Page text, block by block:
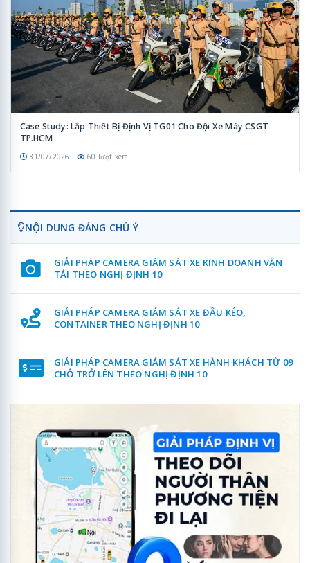
Case Study: Lắp Thiết Bị Định Vị TG01 Cho Đội Xe Máy CSGT
TP.HCM
31/07/2026 60 lượt xem
NỘI DUNG ĐÁNG CHÚ Ý
GIẢI PHÁP CAMERA GIÁM SÁT XE KINH DOANH VẬN
TẢI THEO NGHỊ ĐỊNH 10
GIẢI PHÁP CAMERA GIÁM SÁT XE ĐẦU KÉO,
CONTAINER THEO NGHỊ ĐỊNH 10
GIẢI PHÁP CAMERA GIÁM SÁT XE HÀNH KHÁCH TỪ 09
CHỖ TRỞ LÊN THEO NGHỊ ĐỊNH 10